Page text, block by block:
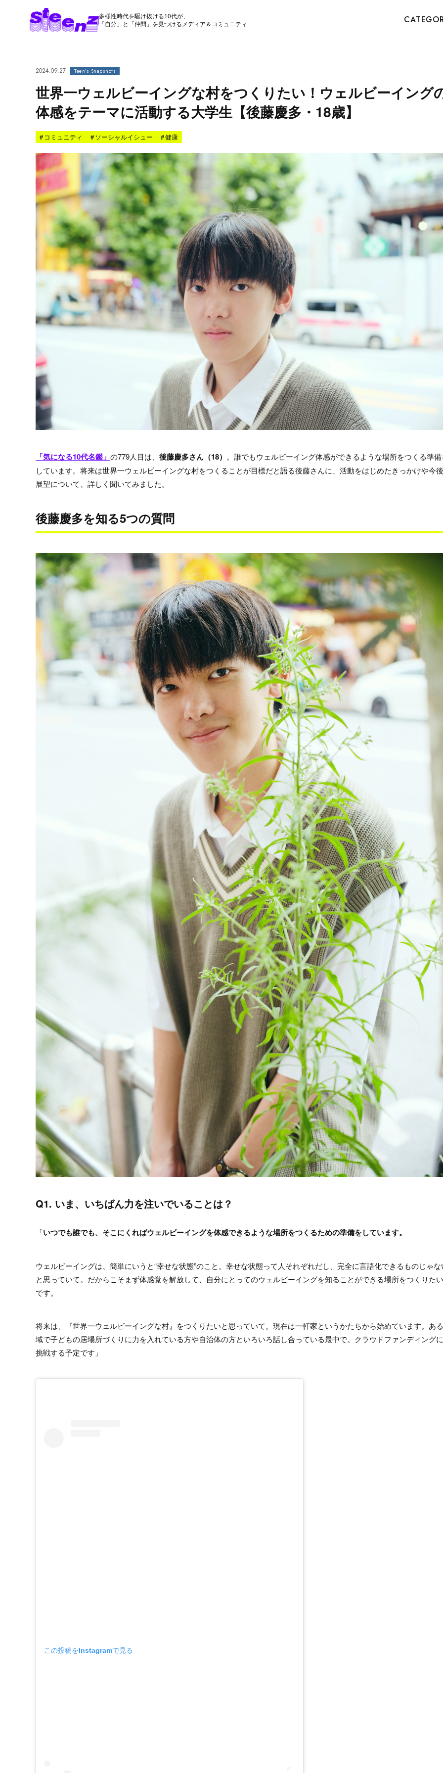
多様性時代を駆け抜ける10代が、
「自分」と「仲間」を見つけるメディア＆コミュニティ
2024.09.27 Teen's Snapshots
世界一ウェルビーイングな村をつくりたい！ウェルビーイング
体感をテーマに活動する大学生【後藤慶多・18歳】
# コミュニティ # ソーシャルイシュー #健康
「気になる10代名鑑」 の779人目は、 後藤慶多さん（18） 。誰でもウェルビーイング体感ができるような場所をつくる準
しています。将来は世界一ウェルビーイングな村をつくることが目標だと語る後藤さんに、活動をはじめたきっかけや今
展望について、詳しく聞いてみました。
後藤慶多を知る5つの質問
Q1. いま、いちばん力を注いでいることは？
「いつでも誰でも、そこにくればウェルビーイングを体感できるような場所をつくるための準備をしています。
ウェルビーイングは、簡単にいうと“幸せな状態”のこと。幸せな状態って人それぞれだし、完全に言語化できるものじゃな
と思っていて。だからこそまず体感覚を解放して、自分にとってのウェルビーイングを知ることができる場所をつくりた
です。
将来は、『世界一ウェルビーイングな村』をつくりたいと思っていて。現在は一軒家というかたちから始めています。あ
域で子どもの居場所づくりに力を入れている方や自治体の方といろいろ話し合っている最中で。クラウドファンディング
挑戦する予定です」
この投稿をInstagramで見る